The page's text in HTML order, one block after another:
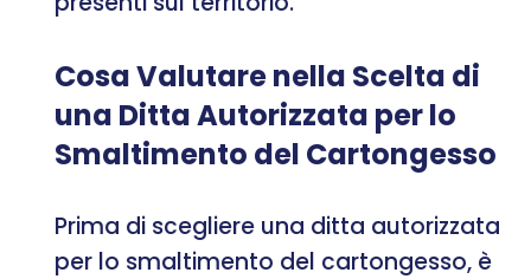
Cosa Valutare nella Scelta di
una Ditta Autorizzata per lo
Smaltimento del Cartongesso
Prima di scegliere una ditta autorizzata
per lo smaltimento del cartongesso, è